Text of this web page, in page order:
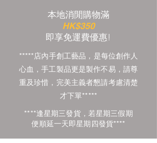
本地消閒購物滿
HK$350
​即享免運費優惠!
*****店內手創工藝品，是每位創作人
心血，手工製品更是製作不易，請尊
重及珍惜，完美主義者懇請考慮清楚
才下單*****
****逢星期三發貨，若星期三假期
便順延一天即星期四發貨****